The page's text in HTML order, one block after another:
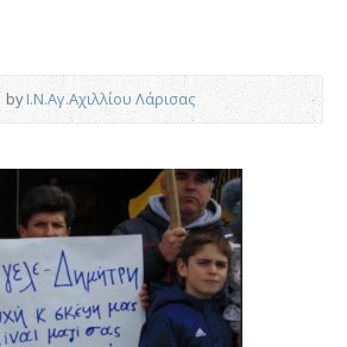
byΙ.Ν.Αγ.Αχιλλίου Λάρισας